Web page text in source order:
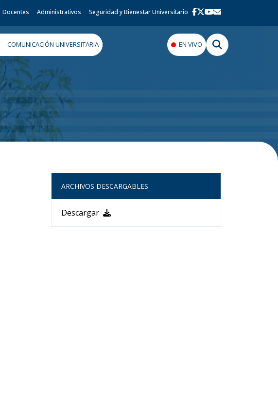
Docentes Administrativos Seguridad y Bienestar Universitario
COMUNICACIÓN UNIVERSITARIA EN VIVO
ARCHIVOS DESCARGABLES
Descargar